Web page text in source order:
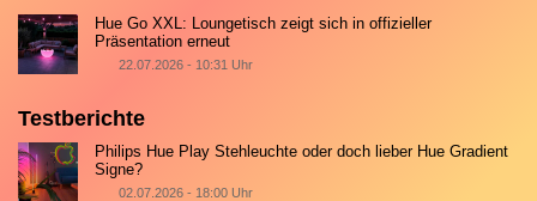
Hue Go XXL: Loungetisch zeigt sich in offizieller
Präsentation erneut
22.07.2026 - 10:31 Uhr
Testberichte
Philips Hue Play Stehleuchte oder doch lieber Hue Gradient
Signe?
02.07.2026 - 18:00 Uhr